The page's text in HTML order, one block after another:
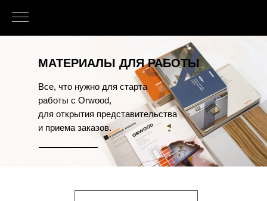
МАТЕРИАЛЫ ДЛЯ РАБОТЫ
Все, что нужно для старта
работы с Orwood,
для открытия представительства
и приема заказов.